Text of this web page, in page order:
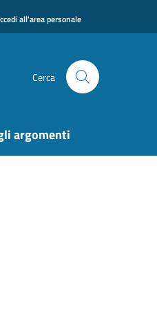
all'area personale
Cerca
argomenti